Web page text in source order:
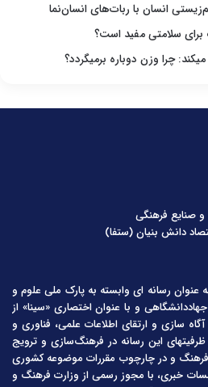
انسان با ربات‌های انسان‌نما
سلامتی مفید است؟
چرا وزن دوباره برمیگردد؟
صنایع فرهنگی
دانش بنیان (ستفا)
عنوان رسانه ای وابسته به پارک ملی علوم و
و با عنوان اختصاری «سینا» از
کمک به آگاه سازی و ارتقای اطلاعات علمی، فناوری و
ظرفیتهای این رسانه در فرهنگ‌سازی و ترویج
فرهنگ و در چارچوب مقررات موضوعه کشوری
خبری، با مجوز رسمی از وزارت فرهنگ و